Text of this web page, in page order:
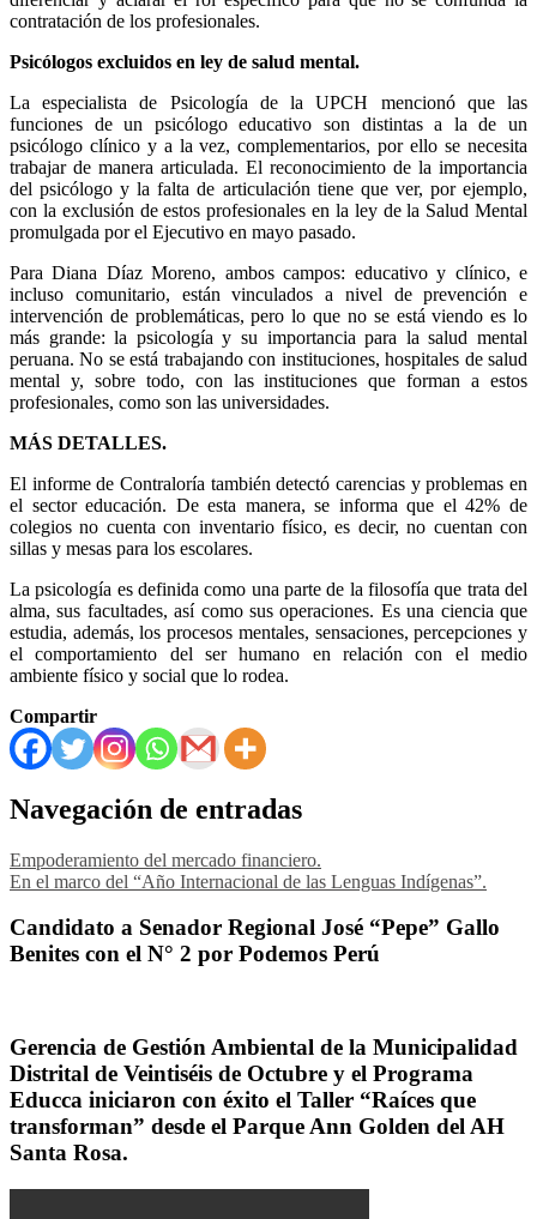
contratación de los profesionales.
Psicólogos excluidos en ley de salud mental.
La especialista de Psicología de la UPCH mencionó que las
funciones de un psicólogo educativo son distintas a la de un
psicólogo clínico y a la vez, complementarios, por ello se necesita
trabajar de manera articulada. El reconocimiento de la importancia
del psicólogo y la falta de articulación tiene que ver, por ejemplo,
con la exclusión de estos profesionales en la ley de la Salud Mental
promulgada por el Ejecutivo en mayo pasado.
Para Diana Díaz Moreno, ambos campos: educativo y clínico, e
incluso comunitario, están vinculados a nivel de prevención e
intervención de problemáticas, pero lo que no se está viendo es lo
más grande: la psicología y su importancia para la salud mental
peruana. No se está trabajando con instituciones, hospitales de salud
mental y, sobre todo, con las instituciones que forman a estos
profesionales, como son las universidades.
MÁS DETALLES.
El informe de Contraloría también detectó carencias y problemas en
el sector educación. De esta manera, se informa que el 42% de
colegios no cuenta con inventario físico, es decir, no cuentan con
sillas y mesas para los escolares.
La psicología es definida como una parte de la filosofía que trata del
alma, sus facultades, así como sus operaciones. Es una ciencia que
estudia, además, los procesos mentales, sensaciones, percepciones y
el comportamiento del ser humano en relación con el medio
ambiente físico y social que lo rodea.
Compartir
Navegación de entradas
Empoderamiento del mercado financiero.
En el marco del “Año Internacional de las Lenguas Indígenas”.
Candidato a Senador Regional José “Pepe” Gallo
Benites con el N° 2 por Podemos Perú
Gerencia de Gestión Ambiental de la Municipalidad
Distrital de Veintiséis de Octubre y el Programa
Educca iniciaron con éxito el Taller “Raíces que
transforman” desde el Parque Ann Golden del AH
Santa Rosa.